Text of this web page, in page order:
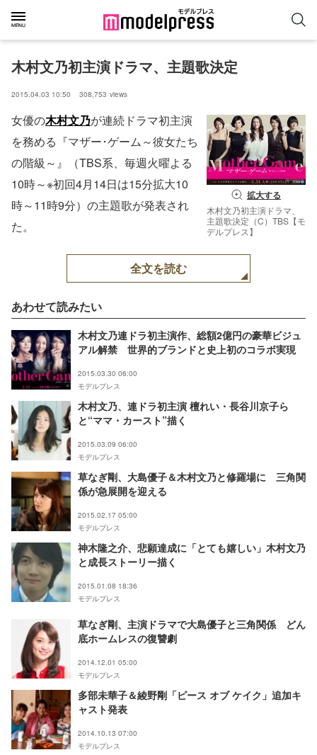
木村文乃初主演ドラマ、主題歌決定
2015.04.03 10:50 308,753 views
拡大する
木村文乃初主演ドラマ、
主題歌決定（C）TBS【モ
デルプレス】
女優の木村文乃が連続ドラマ初主演
を務める『マザー･ゲーム～彼女たち
の階級～』（TBS系、毎週火曜よる
10時～※初回4月14日は15分拡大10
時～11時9分）の主題歌が発表され
た。
全文を読む
あわせて読みたい
木村文乃連ドラ初主演作、総額2億円の豪華ビジュ
アル解禁 世界的ブランドと史上初のコラボ実現
2015.03.30 06:00
モデルプレス
木村文乃、連ドラ初主演 檀れい・長谷川京子ら
と“ママ・カースト”描く
2015.03.09 06:00
モデルプレス
草なぎ剛、大島優子＆木村文乃と修羅場に 三角関
係が急展開を迎える
2015.02.17 05:00
モデルプレス
神木隆之介、悲願達成に「とても嬉しい」木村文乃
と成長ストーリー描く
2015.01.08 18:36
モデルプレス
草なぎ剛、主演ドラマで大島優子と三角関係 どん
底ホームレスの復讐劇
2014.12.01 05:00
モデルプレス
多部未華子＆綾野剛「ピース オブ ケイク」追加キ
ャスト発表
2014.10.13 07:00
モデルプレス